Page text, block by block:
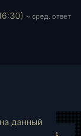
~ сред. ответ
данный